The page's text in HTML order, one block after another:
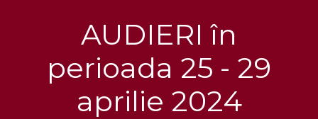
AUDIERI în
perioada 25 - 29
aprilie 2024